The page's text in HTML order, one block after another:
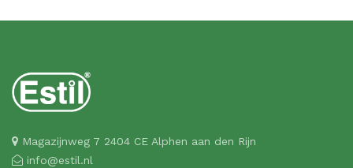
Magazijnweg 7 2404 CE Alphen aan den Rijn
info@estil.nl